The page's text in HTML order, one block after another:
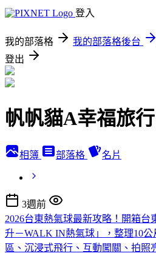
登入
我的部落格 我的部落格後台
登出
帆帆貓A幸福旅
相簿 部落格 名片
3週前
2026台東熱氣球最新攻略！開箱台
升－WALK IN熱氣球」，整理10
區、沉浸式飛行、互動闖關、拍照